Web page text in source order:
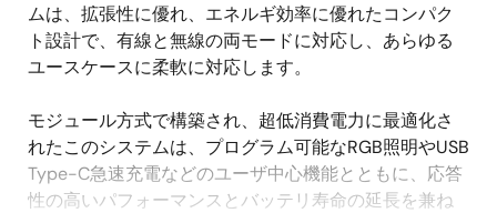
ムは、拡張性に優れ、エネルギ効率に優れたコンパク
ト設計で、有線と無線の両モードに対応し、あらゆる
ユースケースに柔軟に対応します。
モジュール方式で構築され、超低消費電力に最適化さ
れたこのシステムは、プログラム可能なRGB照明やUSB
Type-C急速充電などのユーザ中心機能とともに、応答
性の高いパフォーマンスとバッテリ寿命の延長を兼ね